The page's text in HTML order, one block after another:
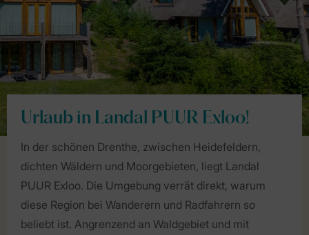
Urlaub in Landal PUUR Exloo!
In der schönen Drenthe, zwischen Heidefeldern,
dichten Wäldern und Moorgebieten, liegt Landal
PUUR Exloo. Die Umgebung verrät direkt, warum
diese Region bei Wanderern und Radfahrern so
beliebt ist. Angrenzend an Waldgebiet und mit